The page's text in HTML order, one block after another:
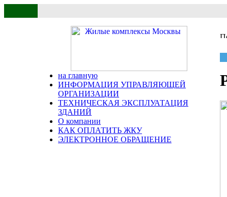
на главную
ИНФОРМАЦИЯ УПРАВЛЯЮЩЕЙ
ОРГАНИЗАЦИИ
ТЕХНИЧЕСКАЯ ЭКСПЛУАТАЦИЯ
ЗДАНИЙ
О компании
КАК ОПЛАТИТЬ ЖКУ
ЭЛЕКТРОННОЕ ОБРАЩЕНИЕ